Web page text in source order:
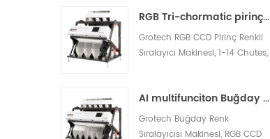
RGB Tri-chormatic pirinç rengi sıralayıcı makinesi
Grotech RGB CCD Pirinç Renkli
Sıralayıcı Makinesi, 1-14 Chutes,
Maddeler, Uzun Tahıl, Yuvarlak
Tahıl, Basmati, Pargile, Beyaz
Her Türlü Pirinç Uygulamalar
AI multifunciton Buğday Renk Sıralayıcısı Makinesi
Grotech Buğday Renk
Sıralayıcısı Makinesi, RGB CCD